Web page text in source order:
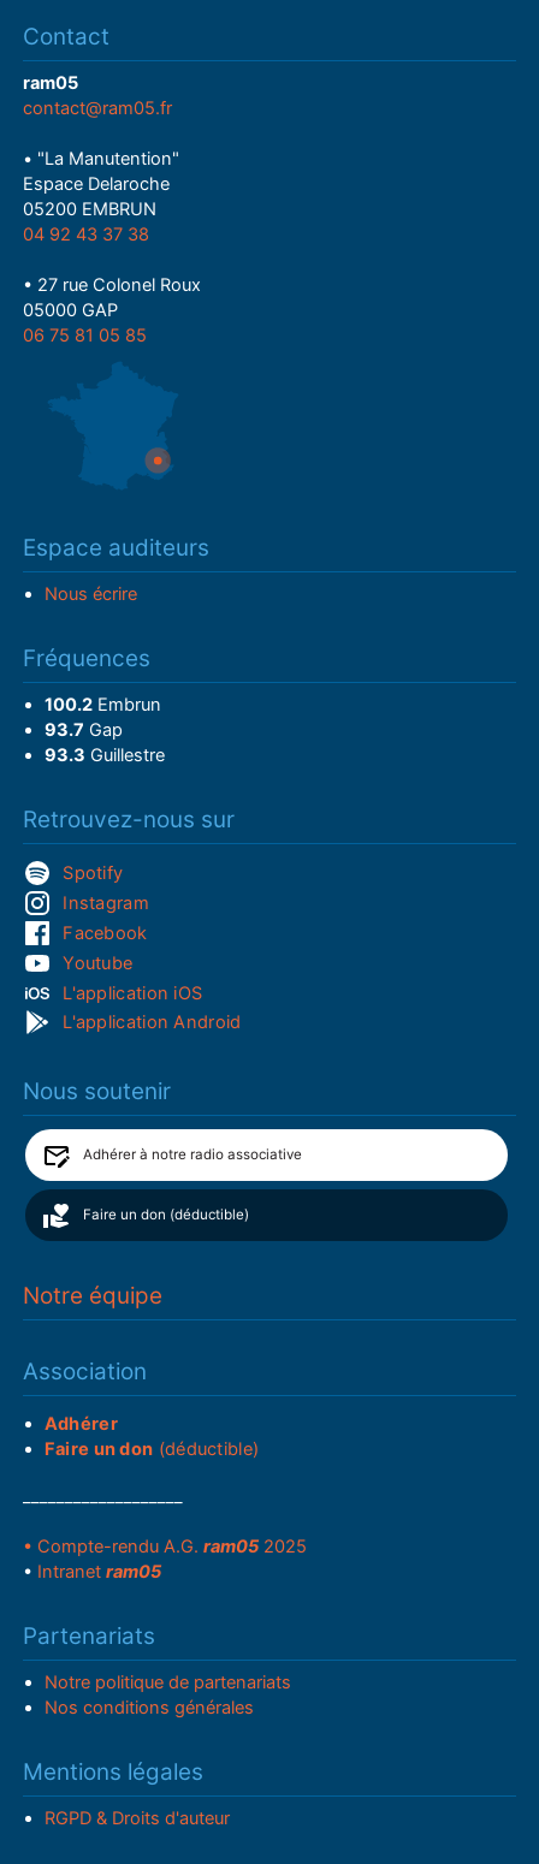
Contact
ram05
contact@ram05.fr
• "La Manutention"
Espace Delaroche
05200 EMBRUN
04 92 43 37 38
• 27 rue Colonel Roux
05000 GAP
06 75 81 05 85
Espace auditeurs
Nous écrire
Fréquences
100.2Embrun
93.7 Gap
93.3 Guillestre
Retrouvez-nous sur
Spotify
Instagram
Facebook
Youtube
L'application iOS
L'application Android
Nous soutenir
Adhérer à notre radio associative
Faire un don (déductible)
Notre équipe
Association
Adhérer
Faire un don (déductible)
• Compte-rendu A.G.ram05 2025
• Intranetram05
Partenariats
Notre politique de partenariats
Nos conditions générales
Mentions légales
RGPD & Droits d'auteur